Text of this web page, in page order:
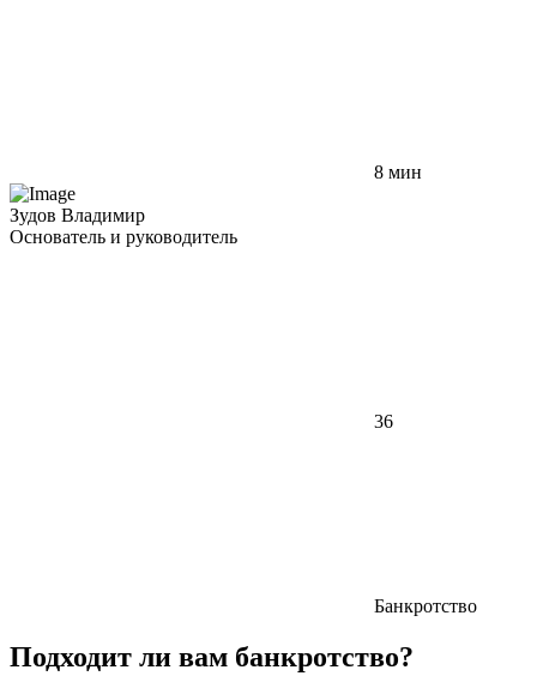
8 мин
Зудов Владимир
Основатель и руководитель
36
Банкротство
Подходит ли вам банкротство?